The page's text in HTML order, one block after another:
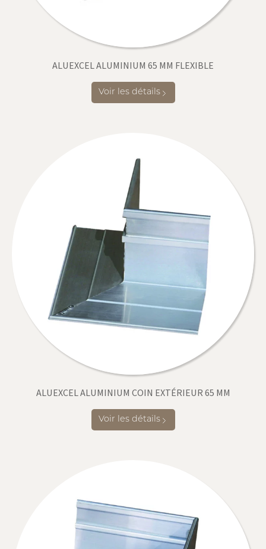
ALUEXCEL ALUMINIUM 65 MM FLEXIBLE
Voir les détails
ALUEXCEL ALUMINIUM COIN EXTÉRIEUR 65 MM
Voir les détails